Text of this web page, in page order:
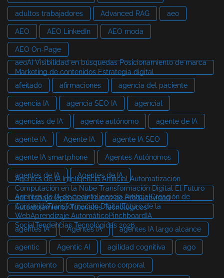
adultos trabajadores Advanced RAG aeo
AEO AEO LinkedIn AEO moda
AEO On-Page
aeoAI Visibilidad en búsquedas Posicionamiento de marca
Marketing de contenidos Estrategia digital
afeitado
afirmaciones agencia del paciente
agencia IA agencia SEO IA agencial
agencias de IA agente autónomo agente de IA
agente IA Agente IA agente IA SEO
agente IA smartphone Agentes Autónomos
agentes de IA Agentes de IA
Agentes de IA Inteligencia Artificial Automatización
Computación en la Nube Transformación Digital El Futuro
del Trabajo OpenClaw Trucos de Productividad
Autoalojamiento Tutoriales Tecnológicos
Agentes de IA de aeoInteligencia ArtificialCreación de
ContenidoTransformación DigitalFuturo de la
WebAprendizaje AutomáticoPinchboardIA
SocialTendencias Tecnológicas 2026
agentes IA Agentes IA agentes IA largo alcance
agentic Agentic AI agilidad cognitiva ago
agotamiento agotamiento corporal